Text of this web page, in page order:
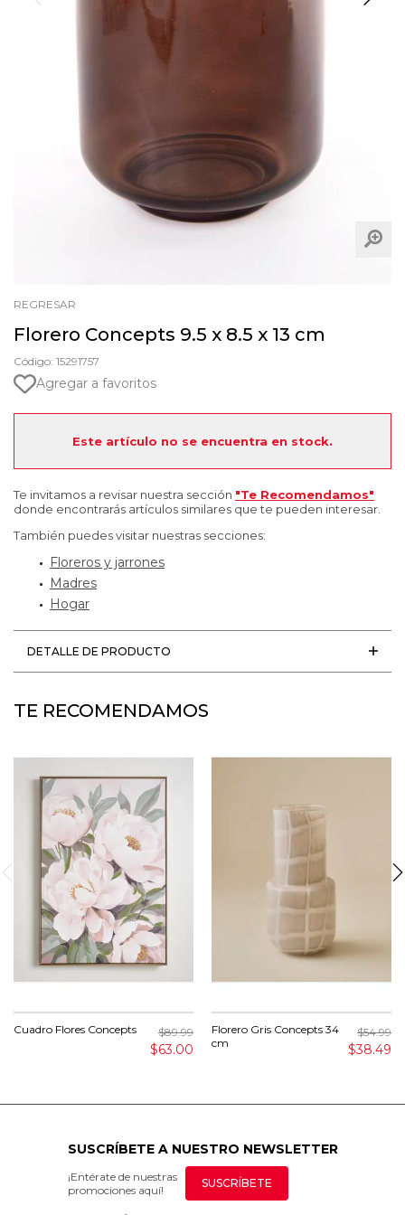
REGRESAR
Florero Concepts 9.5 x 8.5 x 13 cm
Código: 15291757
Agregar a favoritos
Este artículo no se encuentra en stock.
Te invitamos a revisar nuestra sección "Te Recomendamos"
donde encontrarás artículos similares que te pueden interesar.
También puedes visitar nuestras secciones:
Floreros y jarrones
Madres
Hogar
DETALLE DE PRODUCTO
TE RECOMENDAMOS
Cuadro Flores Concepts $89.99
$63.00
Florero Gris Concepts 34
cm
$54.99
$38.49
SUSCRÍBETE A NUESTRO NEWSLETTER
¡Entérate de nuestras
promociones aquí!
SUSCRÍBETE